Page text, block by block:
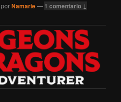
porNamarie— 1 comentario ↓